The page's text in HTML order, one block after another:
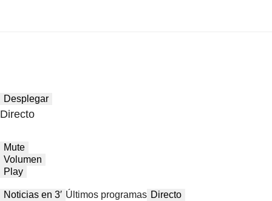
Desplegar
Directo
Mute
Volumen
Play
Noticias en 3′ Últimos programas Directo